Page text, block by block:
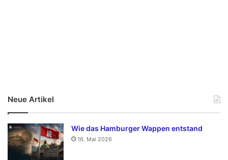
Neue Artikel
Wie das Hamburger Wappen entstand
16. Mai 2026